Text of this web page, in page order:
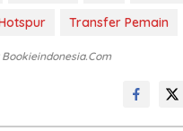
Transfer Pemain